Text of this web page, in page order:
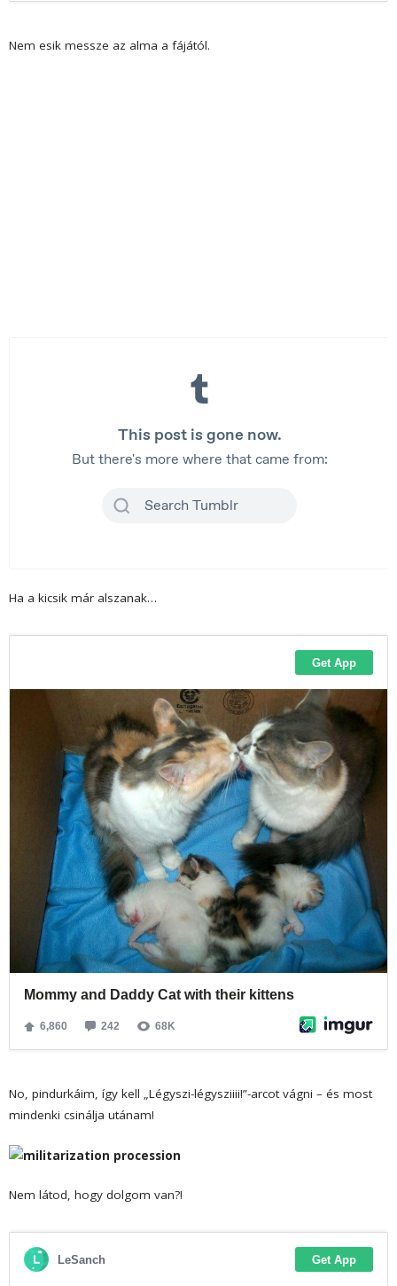
Nem esik messze az alma a fájától.
Ha a kicsik már alszanak…
No, pindurkáim, így kell „Légyszi-légysziiii!”-arcot vágni – és most
mindenki csinálja utánam!
Nem látod, hogy dolgom van?!